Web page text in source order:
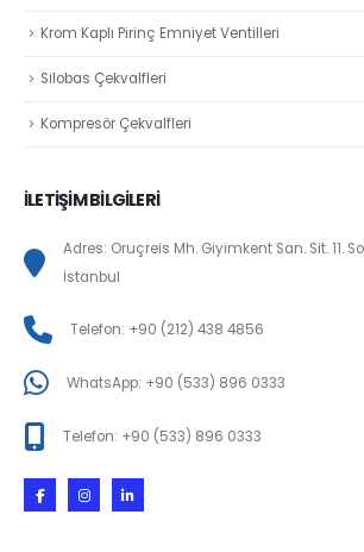
Krom Kaplı Pirinç Emniyet Ventilleri
Silobas Çekvalfleri
Kompresör Çekvalfleri
İLETİŞİM BİLGİLERİ
Adres: Oruçreis Mh. Giyimkent San. Sit. 11.
İstanbul
Telefon: +90 (212) 438 4856
WhatsApp: +90 (533) 896 0333
Telefon: +90 (533) 896 0333